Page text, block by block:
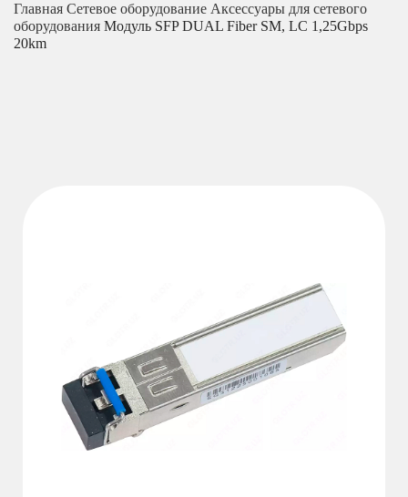
Главная Сетевое оборудование Аксессуары для сетевого
оборудования Модуль SFP DUAL Fiber SM, LC 1,25Gbps
20km